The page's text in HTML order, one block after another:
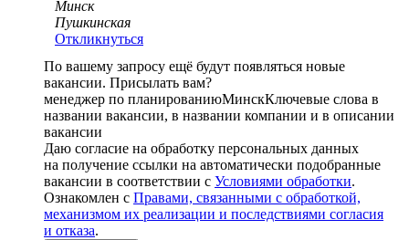
Минск
Пушкинская
Откликнуться
По вашему запросу ещё будут появляться новые
вакансии. Присылать вам?
менеджер по планированиюМинскКлючевые слова в
названии вакансии, в названии компании и в описании
вакансии
Даю согласие на обработку персональных данных
на получение ссылки на автоматически подобранные
вакансии в соответствии с Условиями обработки.
Ознакомлен с Правами, связанными с обработкой,
механизмом их реализации и последствиями согласия
и отказа.